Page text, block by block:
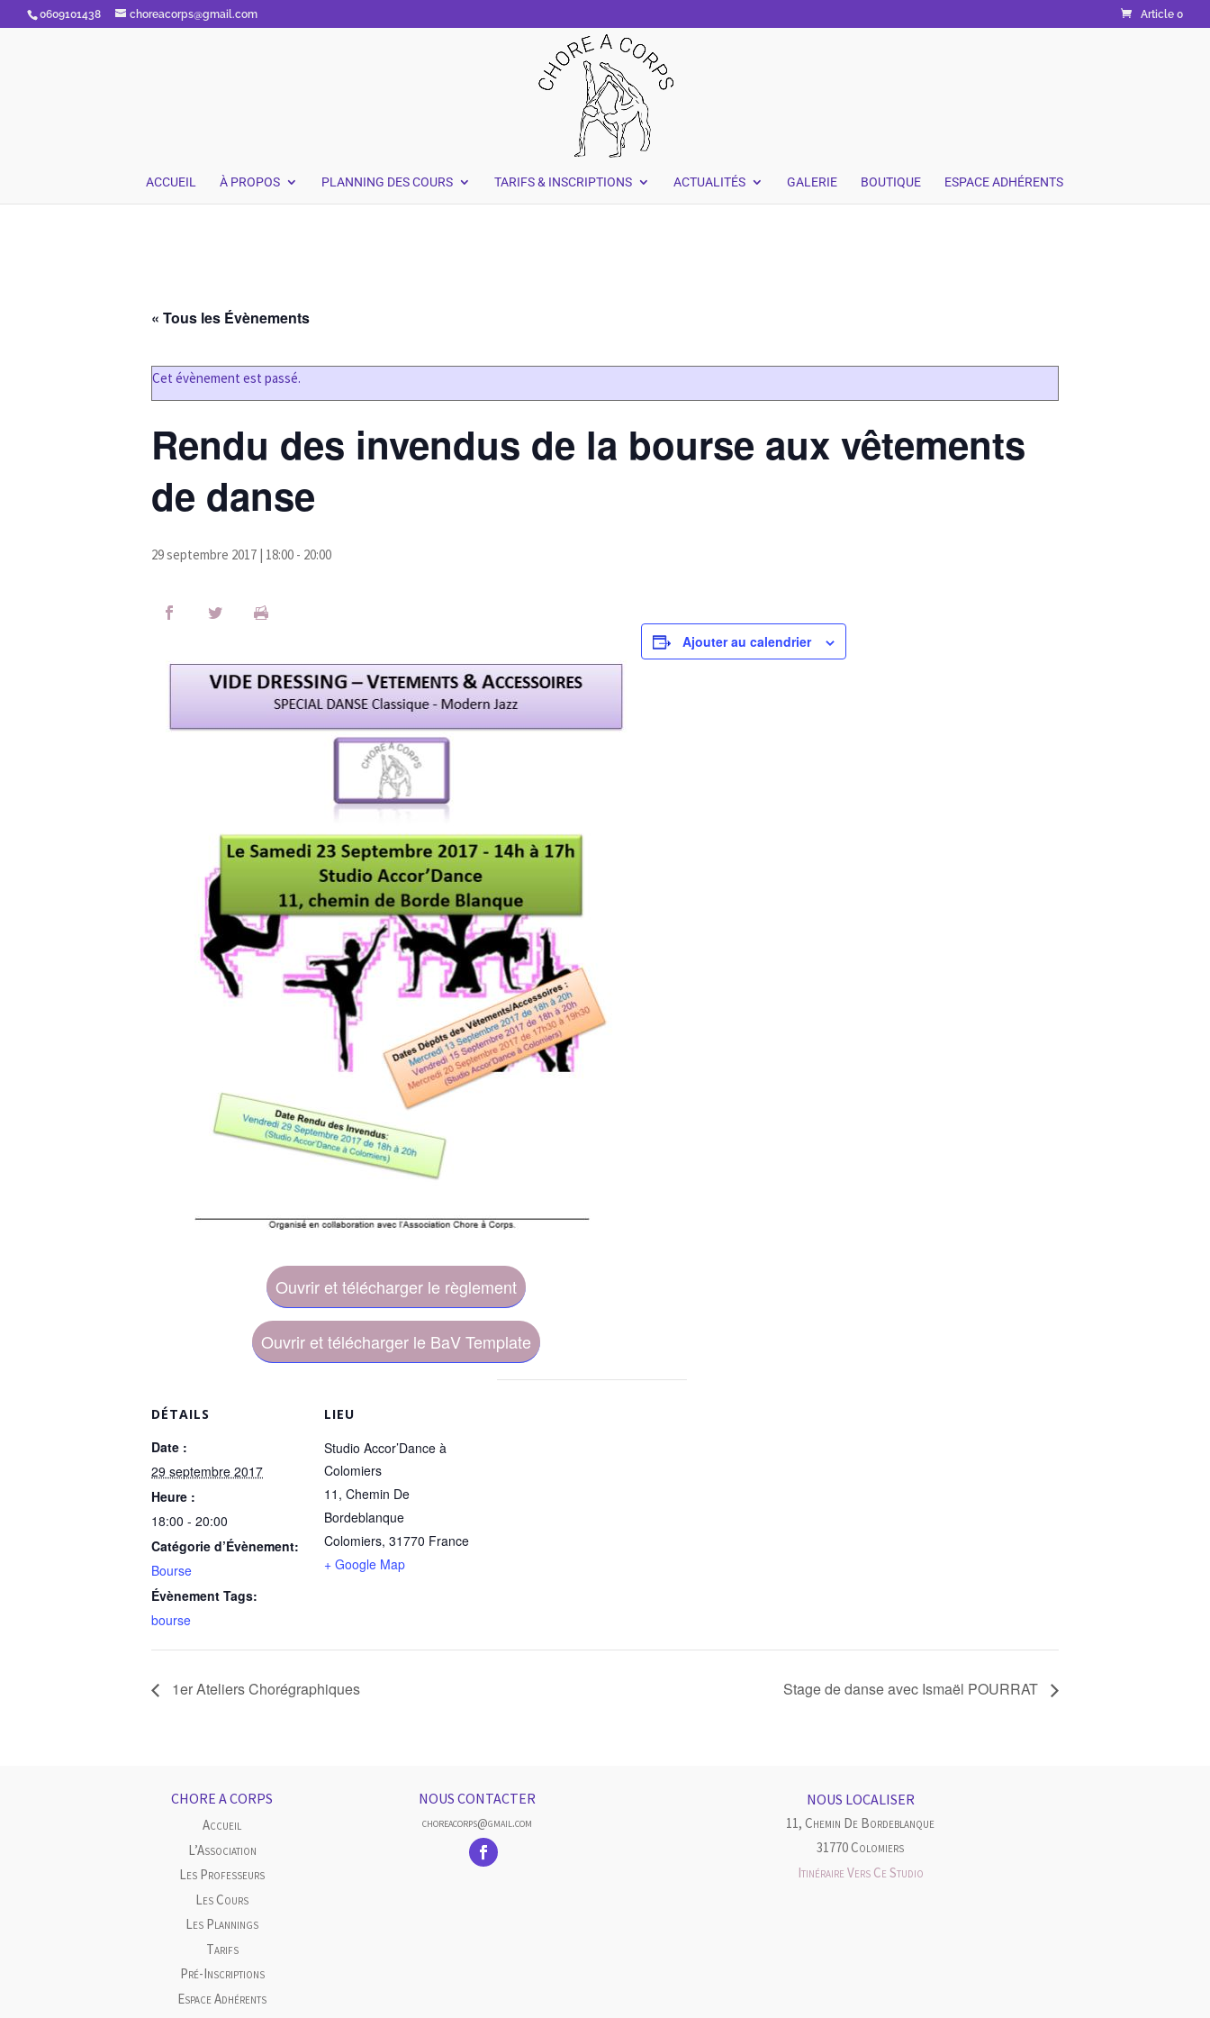
0609101438 choreacorps@gmail.com Article 0
ACCUEIL À PROPOS PLANNING DES COURS TARIFS & INSCRIPTIONS ACTUALITÉS GALERIE BOUTIQUE ESPACE ADHÉRENTS
« Tous les Évènements
Cet évènement est passé.
Rendu des invendus de la bourse aux vêtements
de danse
29 septembre 2017 | 18:00 - 20:00
Ouvrir et télécharger le règlement
Ouvrir et télécharger le BaV Template
Ajouter au calendrier
DÉTAILS
Date :
29 septembre 2017
Heure :
18:00 - 20:00
Catégorie d’Évènement:
Bourse
Évènement Tags:
bourse
LIEU
Studio Accor’Dance à
Colomiers
11, Chemin De
Bordeblanque
Colomiers, 31770 France
+ Google Map
1er Ateliers Chorégraphiques Stage de danse avec Ismaël POURRAT
CHORE A CORPS
Accueil
L’Association
Les Professeurs
Les Cours
Les Plannings
Tarifs
Pré-Inscriptions
Espace Adhérents
NOUS CONTACTER
choreacorps@gmail.com
NOUS LOCALISER
11, Chemin De Bordeblanque
31770 Colomiers
Itinéraire Vers Ce Studio